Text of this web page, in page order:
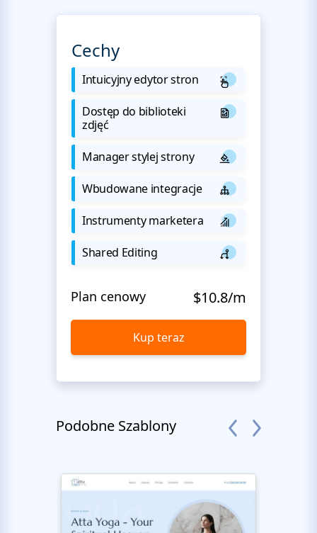
Cechy
Intuicyjny edytor stron
Dostęp do biblioteki
zdjęć
Manager stylej strony
Wbudowane integracje
Instrumenty marketera
Shared Editing
Plan cenowy $10.8/m
Kup teraz
Podobne Szablony